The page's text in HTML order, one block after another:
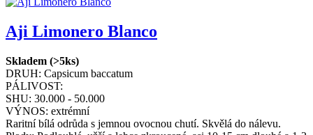
Aji Limonero Blanco
Skladem (>5ks)
DRUH: Capsicum baccatum
PÁLIVOST:
SHU: 30.000 - 50.000
VÝNOS: extrémní
Raritní bílá odrůda s jemnou ovocnou chutí. Skvělá do nálevu.